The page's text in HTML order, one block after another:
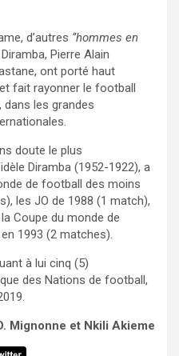
d’autres ‘’hommes en
Pierre Alain
ont porté haut
fait rayonner le football
dans les grandes
doute le plus
Diramba (1952-1922), a
de football des moins
les JO de 1988 (1 match),
Coupe du monde de
1993 (2 matches).
à lui cinq (5)
des Nations de football,
Mignonne et Nkili Akieme